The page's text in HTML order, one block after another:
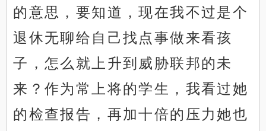
的意思，要知道，现在我不过是个
退休无聊给自己找点事做来看孩
子，怎么就上升到威胁联邦的未
来？作为常上将的学生，我看过她
的检查报告，再加十倍的压力她也